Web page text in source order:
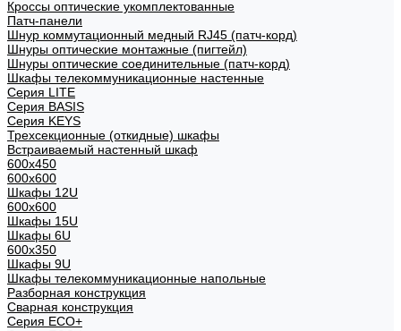
Кроссы оптические укомплектованные
Патч-панели
Шнур коммутационный медный RJ45 (патч-корд)
Шнуры оптические монтажные (пигтейл)
Шнуры оптические соединительные (патч-корд)
Шкафы телекоммуникационные настенные
Cерия LITE
Cерия BASIS
Cерия KEYS
Трехсекционные (откидные) шкафы
Встраиваемый настенный шкаф
600x450
600x600
Шкафы 12U
600x600
Шкафы 15U
Шкафы 6U
600x350
Шкафы 9U
Шкафы телекоммуникационные напольные
Разборная конструкция
Сварная конструкция
Серия ECO+